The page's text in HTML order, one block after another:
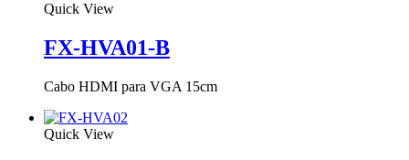
Quick View
FX-HVA01-B
Cabo HDMI para VGA 15cm
Quick View